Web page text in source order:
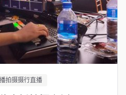
拍摄摄行直播